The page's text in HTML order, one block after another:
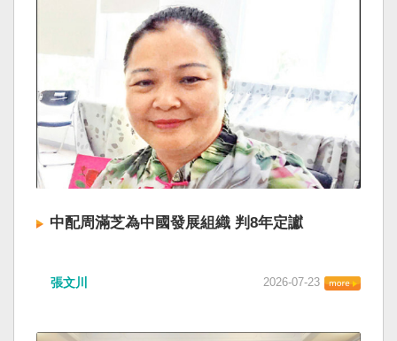
中配周滿芝為中國發展組織 判8年定讞
張文川 2026-07-23